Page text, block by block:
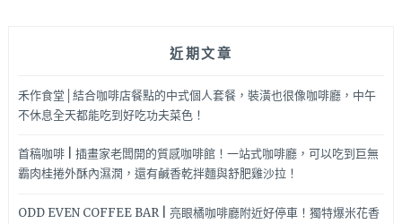
近期文章
禾作食堂│結合咖啡店餐點的中式個人套餐，裝潢也很像咖啡廳，中午
不休息全天都能吃到好吃功夫菜色！
首稿咖啡 | 插畫家老闆開的質感咖啡館！一站式咖啡廳，可以吃到巨無
霸肉桂捲外酥內濕潤，還有鹹香乾拌麵與舒肥雞沙拉！
ODD EVEN COFFEE BAR | 亮眼橘咖啡廳附近好停車！獨特爆米花香